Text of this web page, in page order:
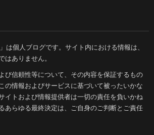
は個人ブログです。サイト内における情報は、
はありません。
び信頼性等について、その内容を保証するもの
の情報およびサービスに基づいて被ったいかな
イトおよび情報提供者は一切の責任を負いかね
あらゆる最終決定は、ご自身のご判断とご責任